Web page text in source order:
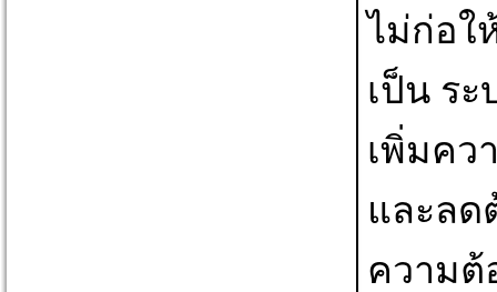
ไม่ก่อใ
เป็น ร
เพิ่มคว
และลด
ความต้